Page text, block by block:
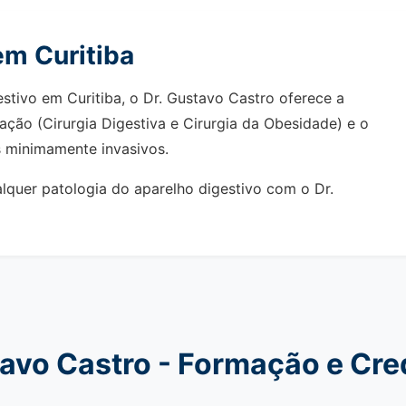
Curitiba
em Curitiba, o Dr. Gustavo Castro oferece a
(Cirurgia Digestiva e Cirurgia da Obesidade) e o
invasivos.
patologia do aparelho digestivo com o Dr.
Castro - Formação e